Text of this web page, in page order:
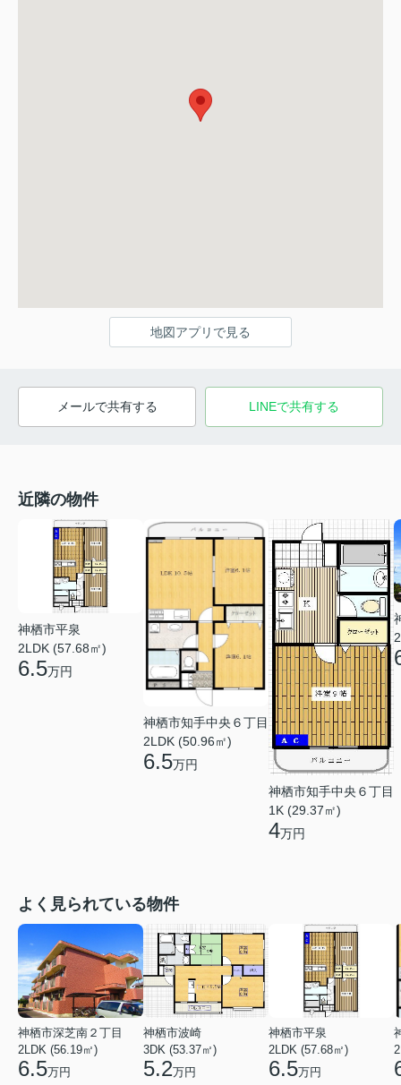
地図アプリで見る
メールで共有する LINEで共有する
近隣の物件
神栖市平泉
2LDK (57.68㎡)
6.5万円
神栖市知手中央６丁目
2LDK (50.96㎡)
6.5万円
神栖市知手中央６丁目
1K (29.37㎡)
4万円
よく見られている物件
神栖市深芝南２丁目
2LDK (56.19㎡)
6.5万円
神栖市波崎
3DK (53.37㎡)
5.2万円
神栖市平泉
2LDK (57.68㎡)
6.5万円